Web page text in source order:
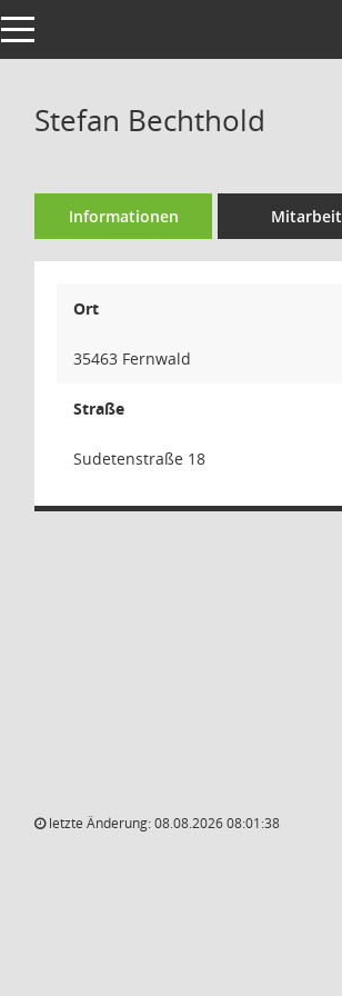
Toggle navigation
Stefan Bechthold
Informationen Mitarbeit
Ort
35463 Fernwald
Straße
Sudetenstraße 18
letzte Änderung: 08.08.2026 08:01:38